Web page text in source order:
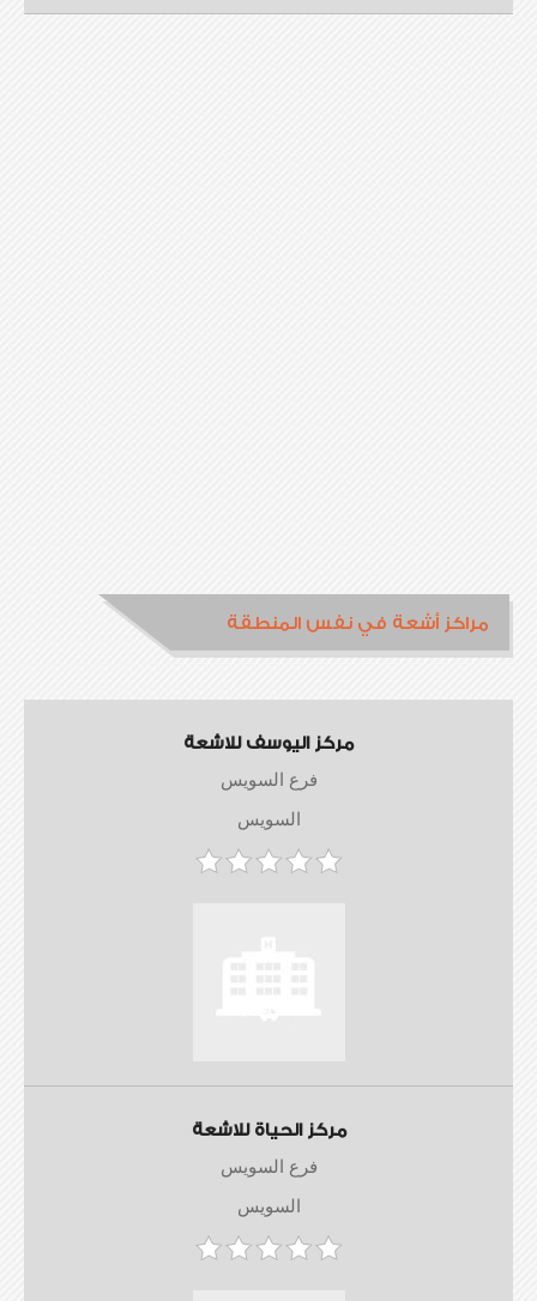
مراكز أشعة في نفس المنطقة
مركز اليوسف للاشعة
فرع السويس
السويس
مركز الحياة للاشعة
فرع السويس
السويس